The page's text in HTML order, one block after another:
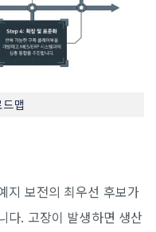
맵
지 보전의 최우선 후보가
다. 고장이 발생하면 생산